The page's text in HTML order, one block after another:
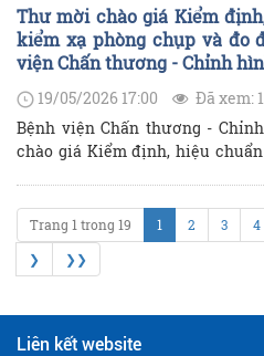
Thư mời chào giá Kiểm
kiểm xạ phòng chụp và đo
viện Chấn thương - Chỉnh
19/05/2026 17:00
Đã xem:
Bệnh viện Chấn thương -
chào giá Kiểm định, hiệu
Trang 1 trong 19 1 2 3 4
❯
❯❯
Liên kết website